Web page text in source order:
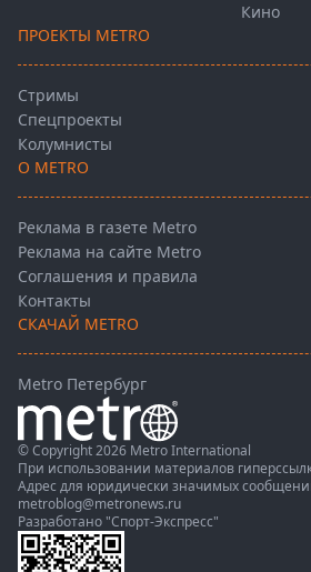
Кино
ПРОЕКТЫ METRO
Стримы
Спецпроекты
Колумнисты
О METRO
Реклама в газете Metro
Реклама на сайте Metro
Соглашения и правила
Контакты
СКАЧАЙ METRO
Metro Петербург
© Copyright 2026 Metro International
При использовании материалов
Адрес для юридически значимых
metroblog@metronews.ru
Разработано "Спорт-Экспресс"